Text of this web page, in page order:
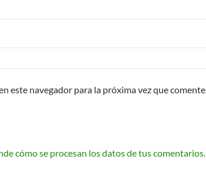
este navegador para la próxima vez que comente.
cómo se procesan los datos de tus comentarios.